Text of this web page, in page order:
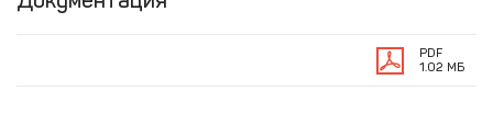
PDF
1.02 МБ